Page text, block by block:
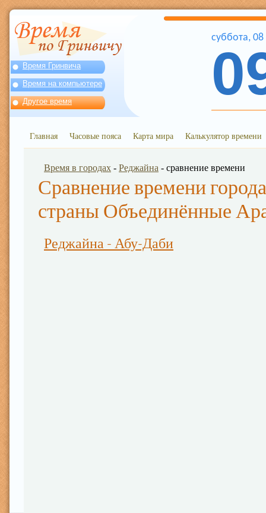
Время Гринвича
Время на компьютере
Другое время
суббота, 08
Главная Часовые пояса Карта мира Калькулятор времени
Время в городах - Реджайна - сравнение времени
Сравнение времени
страны Объединённые
Реджайна - Абу-Даби